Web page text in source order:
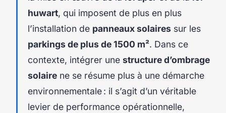
huwart, qui imposent de plus en plus
l’installation de panneaux solaires sur les
parkings de plus de 1500 m². Dans ce
contexte, intégrer une structure d’ombrage
solaire ne se résume plus à une démarche
environnementale : il s’agit d’un véritable
levier de performance opérationnelle,